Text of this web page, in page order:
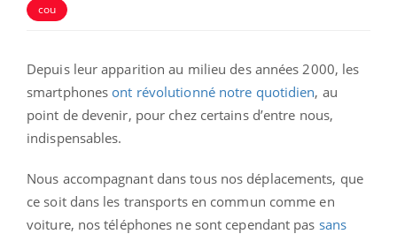
cou
Depuis leur apparition au milieu des années 2000, les
smartphones ont révolutionné notre quotidien, au
point de devenir, pour chez certains d’entre nous,
indispensables.
Nous accompagnant dans tous nos déplacements, que
ce soit dans les transports en commun comme en
voiture, nos téléphones ne sont cependant pas sans